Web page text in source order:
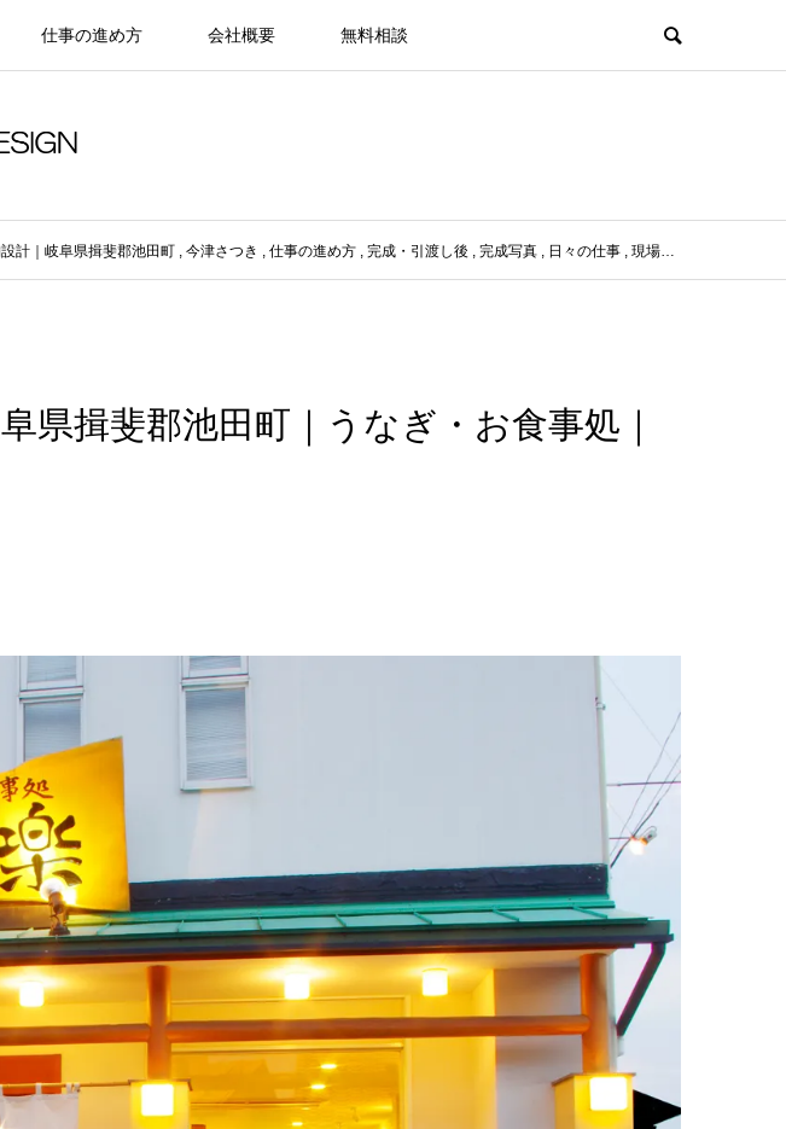
仕事の進め方 会社概要 無料相談
計｜岐阜県揖斐郡池田町 今津さつき 仕事の進め方 完成・引渡し後 完成写真 日々の仕事 現場監理・現場打合せ
県揖斐郡池田町｜うなぎ・お食事処｜